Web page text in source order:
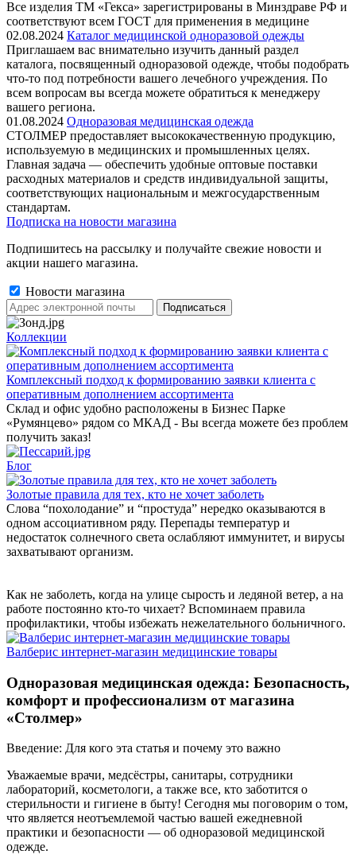
Все изделия ТМ «Гекса» зарегистрированы в Минздраве РФ и
соответствуют всем ГОСТ для применения в медицине
02.08.2024 Каталог медицинской одноразовой одежды
Приглашаем вас внимательно изучить данный раздел
каталога, посвященный одноразовой одежде, чтобы подобрать
что-то под потребности вашего лечебного учреждения. По
всем вопросам вы всегда можете обратиться к менеджеру
вашего региона.
01.08.2024 Одноразовая медицинская одежда
СТОЛМЕР предоставляет высококачественную продукцию,
используемую в медицинских и промышленных целях.
Главная задача — обеспечить удобные оптовые поставки
расходных материалов и средств индивидуальной защиты,
соответствующих национальным и межгосударственным
стандартам.
Подписка на новости магазина
Подпишитесь на рассылку и получайте свежие новости и
акции нашего магазина.
Новости магазина
Коллекции
Комплексный подход к формированию заявки клиента с
оперативным дополнением ассортимента
Склад и офис удобно расположены в Бизнес Парке
«Румянцево» рядом со МКАД - Вы всегда можете без проблем
получить заказ!
Блог
Золотые правила для тех, кто не хочет заболеть
Слова “похолодание” и “простуда” нередко оказываются в
одном ассоциативном ряду. Перепады температур и
недостаток солнечного света ослабляют иммунитет, и вирусы
захватывают организм.
Как не заболеть, когда на улице сырость и ледяной ветер, а на
работе постоянно кто-то чихает? Вспоминаем правила
профилактики, чтобы избежать нежелательного больничного.
Валберис интернет-магазин медицинские товары
Одноразовая медицинская одежда: Безопасность,
комфорт и профессионализм от магазина
«Столмер»
Введение: Для кого эта статья и почему это важно
Уважаемые врачи, медсёстры, санитары, сотрудники
лабораторий, косметологи, а также все, кто заботится о
стерильности и гигиене в быту! Сегодня мы поговорим о том,
что является неотъемлемой частью вашей ежедневной
практики и безопасности — об одноразовой медицинской
одежде.